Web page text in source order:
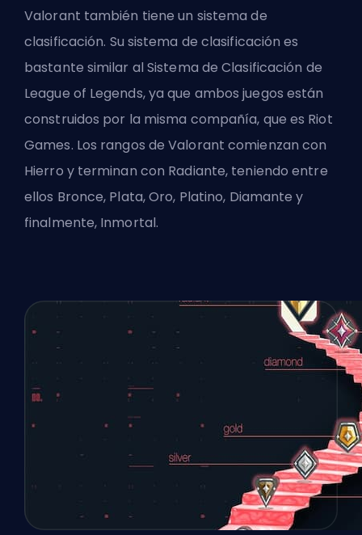
Valorant también tiene un sistema de
clasificación. Su sistema de clasificación es
bastante similar al Sistema de Clasificación de
League of Legends, ya que ambos juegos están
construidos por la misma compañía, que es Riot
Games. Los rangos de Valorant comienzan con
Hierro y terminan con Radiante, teniendo entre
ellos Bronce, Plata, Oro, Platino, Diamante y
finalmente, Inmortal.